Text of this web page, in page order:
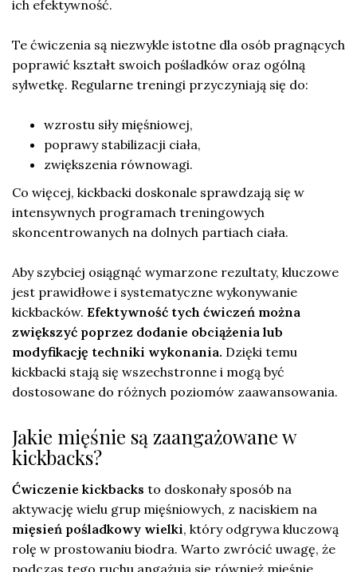
ich efektywność.
Te ćwiczenia są niezwykle istotne dla osób pragnących
poprawić kształt swoich pośladków oraz ogólną
sylwetkę. Regularne treningi przyczyniają się do:
wzrostu siły mięśniowej,
poprawy stabilizacji ciała,
zwiększenia równowagi.
Co więcej, kickbacki doskonale sprawdzają się w
intensywnych programach treningowych
skoncentrowanych na dolnych partiach ciała.
Aby szybciej osiągnąć wymarzone rezultaty, kluczowe
jest prawidłowe i systematyczne wykonywanie
kickbacków. Efektywność tych ćwiczeń można
zwiększyć poprzez dodanie obciążenia lub
modyfikację techniki wykonania. Dzięki temu
kickbacki stają się wszechstronne i mogą być
dostosowane do różnych poziomów zaawansowania.
Jakie mięśnie są zaangażowane w
kickbacks?
Ćwiczenie kickbacks to doskonały sposób na
aktywację wielu grup mięśniowych, z naciskiem na
mięsień pośladkowy wielki, który odgrywa kluczową
rolę w prostowaniu biodra. Warto zwrócić uwagę, że
podczas tego ruchu angażują się również mięśnie